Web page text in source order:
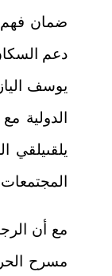
ضمان فهم
دعم
يوسف
الدولية
يلقىيلقي
مع أن
مسرح